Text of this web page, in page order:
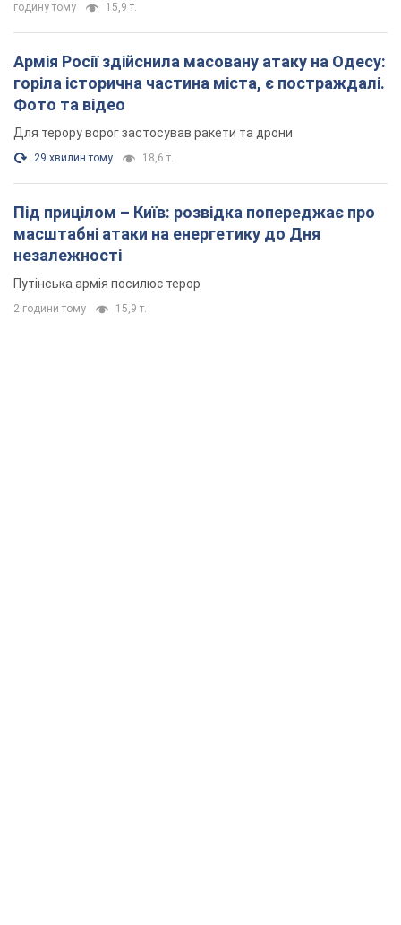
годину тому 15,9 т.
Армія Росії здійснила масовану атаку на Одесу:
горіла історична частина міста, є постраждалі.
Фото та відео
Для терору ворог застосував ракети та дрони
29 хвилин тому 18,6 т.
Під прицілом – Київ: розвідка попереджає про
масштабні атаки на енергетику до Дня
незалежності
Путінська армія посилює терор
2 години тому 15,9 т.